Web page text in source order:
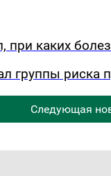
при каких
группы
Следующая